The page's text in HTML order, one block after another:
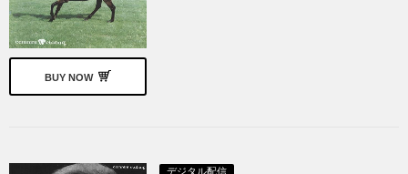
BUY NOW
デジタル配信